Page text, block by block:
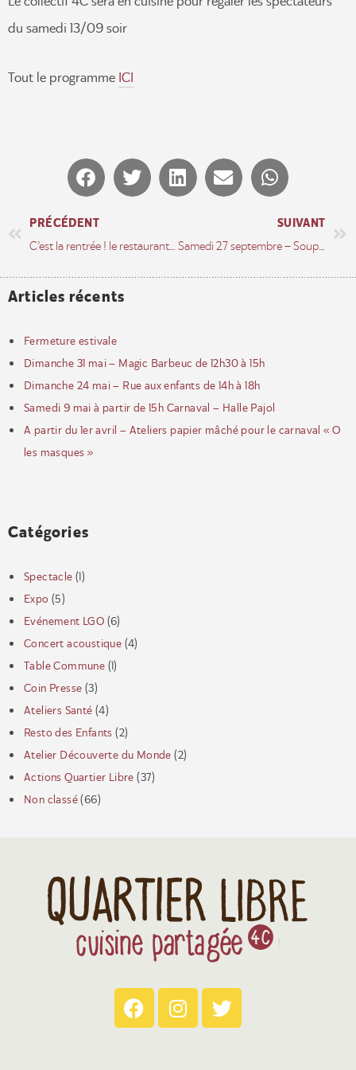
du samedi 13/09 soir
Tout le programme ICI
PRÉCÉDENT
C’est la rentrée ! le restaurant est ouvert dès mercredi 3 septembre. Ouvert aussi les samedis 6 et 20 sept.
SUIVANT
Samedi 27 septembre – Soupe aux cailloux – Fête des rues aux enfants – rue Richomme
Articles récents
Fermeture estivale
Dimanche 31 mai – Magic Barbeuc de 12h30 à 15h
Dimanche 24 mai – Rue aux enfants de 14h à 18h
Samedi 9 mai à partir de 15h Carnaval – Halle Pajol
A partir du 1er avril – Ateliers papier mâché pour le carnaval « O
les masques »
Catégories
Spectacle (1)
Expo (5)
Evénement LGO (6)
Concert acoustique (4)
Table Commune (1)
Coin Presse (3)
Ateliers Santé (4)
Resto des Enfants (2)
Atelier Découverte du Monde (2)
Actions Quartier Libre (37)
Non classé(66)